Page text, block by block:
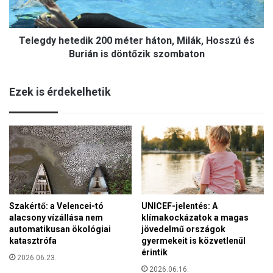
y
a
a
k
?
h
e
k
0
m
é
t
e
r
h
á
t
o
n
Telegdy hetedik 200 méter háton, Milák, Hosszú és
Burián is döntőzik szombaton
Ezek is érdekelhetik
Szakértő: a Velencei-tó
alacsony vízállása nem
automatikusan ökológiai
katasztrófa
2026.06.23.
UNICEF-jelentés: A
klímakockázatok a magas
jövedelmű országok
gyermekeit is közvetlenül
érintik
2026.06.16.